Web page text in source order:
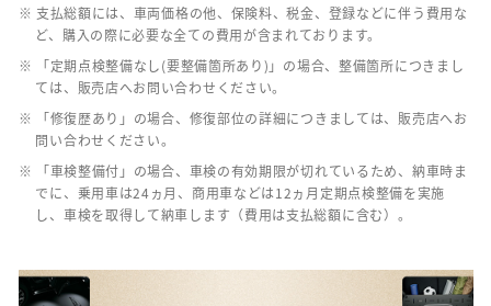
※ 支払総額には、車両価格の他、保険料、税金、登録などに伴う費用な
ど、購入の際に必要な全ての費用が含まれております。
※ 「定期点検整備なし(要整備箇所あり)」の場合、整備箇所につきまし
ては、販売店へお問い合わせください。
※ 「修復歴あり」の場合、修復部位の詳細につきましては、販売店へお
問い合わせください。
※ 「車検整備付」の場合、車検の有効期限が切れているため、納車時ま
でに、乗用車は24ヵ月、商用車などは12ヵ月定期点検整備を実施
し、車検を取得して納車します（費用は支払総額に含む）。